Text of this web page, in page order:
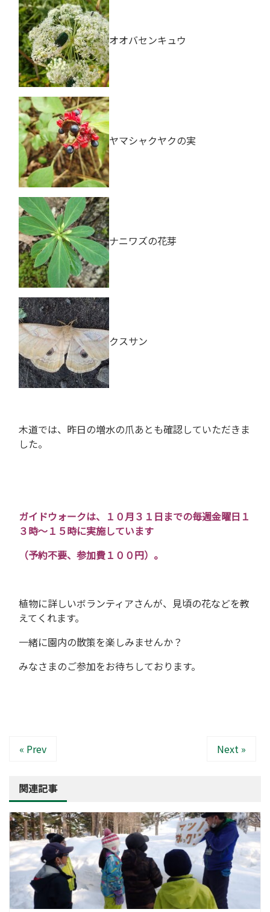
オオバセンキュウ
ヤマシャクヤクの実
ナニワズの花芽
クスサン
木道では、昨日の増水の爪あとも確認していただきま
した。
ガイドウォークは、１０月３１日までの毎週金曜日１
３時～１５時に実施しています
（予約不要、参加費１００円）。
植物に詳しいボランティアさんが、見頃の花などを教
えてくれます。
一緒に園内の散策を楽しみませんか？
みなさまのご参加をお待ちしております。
« Prev Next »
関連記事